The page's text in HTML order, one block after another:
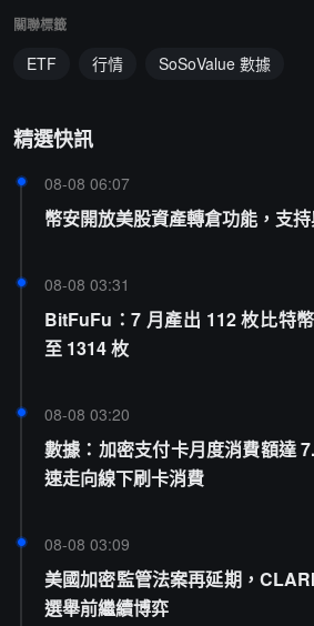
關聯標籤
ETF 行情 SoSoValue 數據
精選快訊
08-08 06:07
幣安開放美股資產轉倉功能，支
08-08 03:31
BitFuFu：7 月產出 112 枚比特
至 1314 枚
08-08 03:20
數據：加密支付卡月度消費額達
速走向線下刷卡消費
08-08 03:09
美國加密監管法案再延期，
選舉前繼續博弈